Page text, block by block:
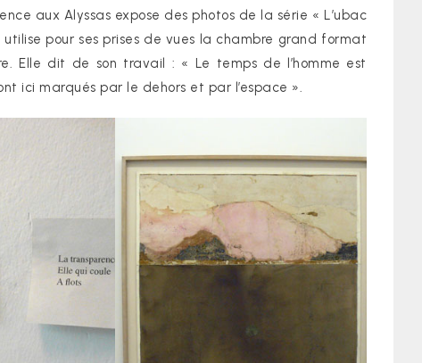
aux Alyssas expose des photos de la série « L’ubac
pour ses prises de vues la chambre grand format
Elle dit de son travail : « Le temps de l’homme est
ici marqués par le dehors et par l’espace ».